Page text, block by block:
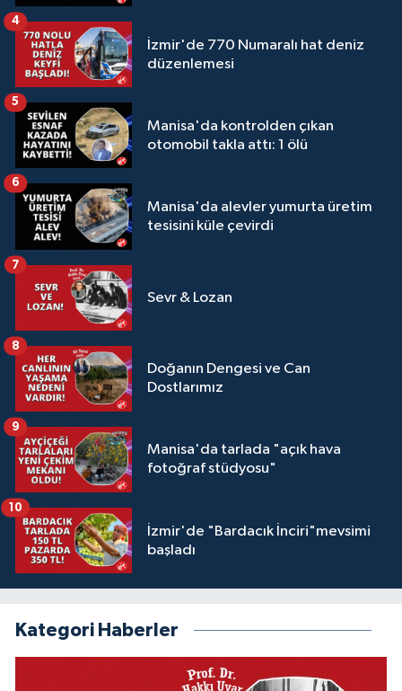
İzmir'de 770 Numaralı hat deniz
düzenlemesi
4
Manisa'da kontrolden çıkan
otomobil takla attı: 1 ölü
5
Manisa'da alevler yumurta üretim
tesisini küle çevirdi
6
Sevr & Lozan
7
Doğanın Dengesi ve Can
Dostlarımız
8
Manisa'da tarlada "açık hava
fotoğraf stüdyosu"
9
İzmir'de "Bardacık İnciri"mevsimi
başladı
10
Kategori Haberler